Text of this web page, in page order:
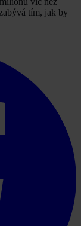
tím, jak by